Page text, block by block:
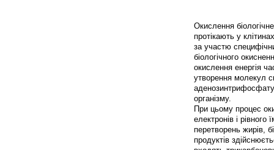
Окислення
протікають у
за участю
біологічного
окислення енергія
утворення молекул
аденозинтрифосфату
організму.
При цьому процес
електронів і
перетворень жирів,
продуктів